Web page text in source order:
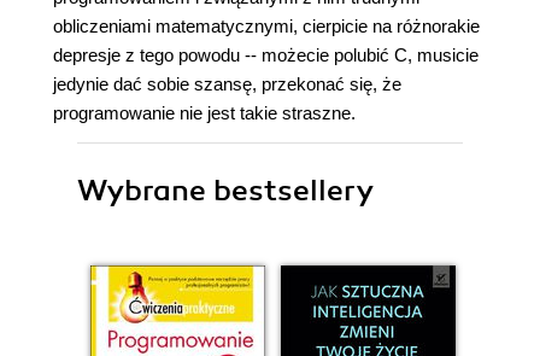
obliczeniami matematycznymi, cierpicie na różnorakie
depresje z tego powodu -- możecie polubić C, musicie
jedynie dać sobie szansę, przekonać się, że
programowanie nie jest takie straszne.
Wybrane bestsellery